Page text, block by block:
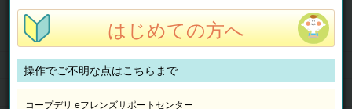
くらしのサービス
このサイトの使い方
マイページ
はじめての方へ
操作でご不明な点はこちらまで
コープデリ eフレンズサポートセンター